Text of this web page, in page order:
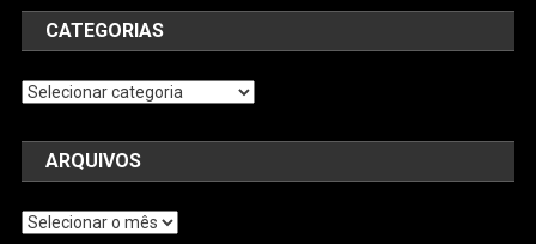
CATEGORIAS
Categorias
ARQUIVOS
Arquivos